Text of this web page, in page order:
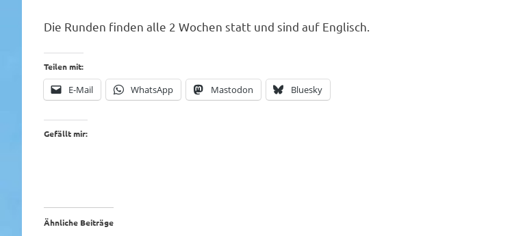
Die Runden finden alle 2 Wochen statt und sind auf Englisch.
Teilen mit:
E-Mail WhatsApp Mastodon Bluesky
Gefällt mir:
Ähnliche Beiträge